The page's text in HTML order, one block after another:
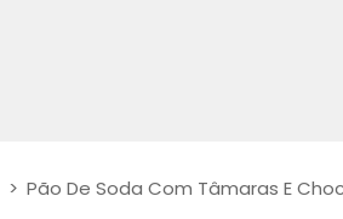
> Pão De Soda Com Tâmaras E